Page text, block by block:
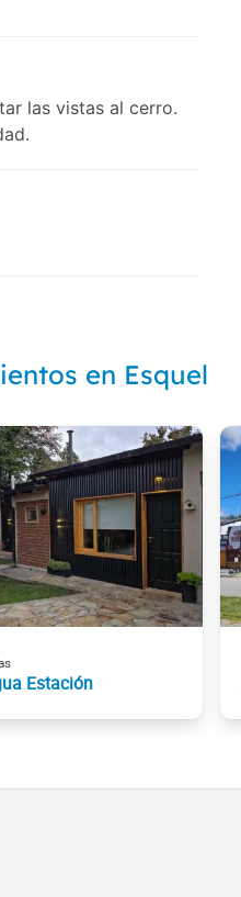
las vistas al cerro.
en Esquel
Estación